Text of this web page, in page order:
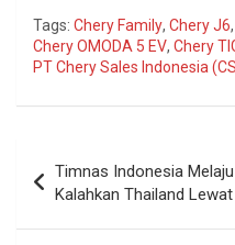
Tags: Chery Family, Chery J6,
Chery OMODA 5 EV, Chery
PT Chery Sales Indonesia
pos
Timnas Indonesia
Kalahkan Thailand